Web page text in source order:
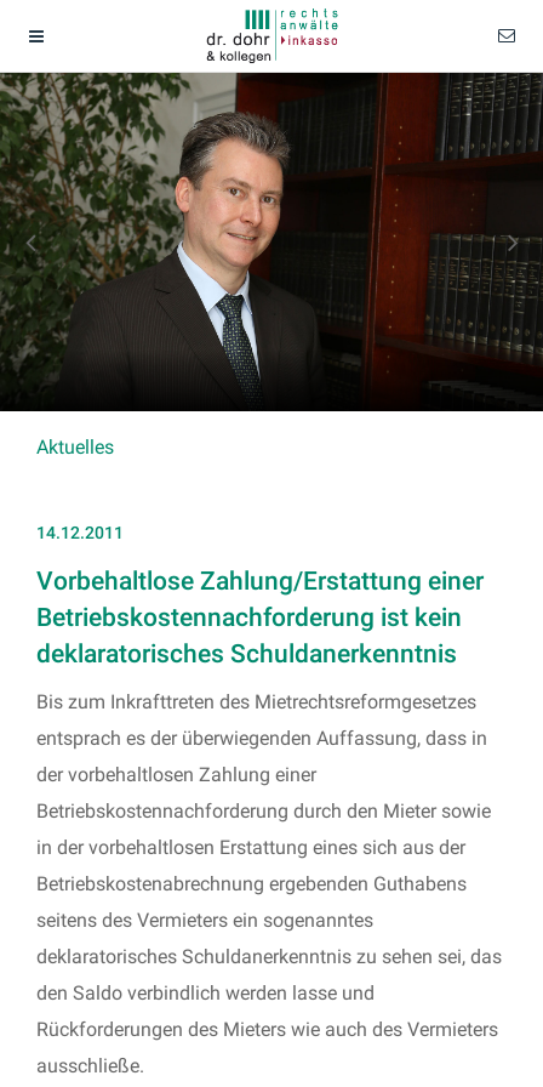
Aktuelles
14.12.2011
Vorbehaltlose Zahlung/Erstattung einer
Betriebskostennachforderung ist kein
deklaratorisches Schuldanerkenntnis
Bis zum Inkrafttreten des Mietrechtsreformgesetzes
entsprach es der überwiegenden Auffassung, dass in
der vorbehaltlosen Zahlung einer
Betriebskostennachforderung durch den Mieter sowie
in der vorbehaltlosen Erstattung eines sich aus der
Betriebskostenabrechnung ergebenden Guthabens
seitens des Vermieters ein sogenanntes
deklaratorisches Schuldanerkenntnis zu sehen sei, das
den Saldo verbindlich werden lasse und
Rückforderungen des Mieters wie auch des Vermieters
ausschließe.